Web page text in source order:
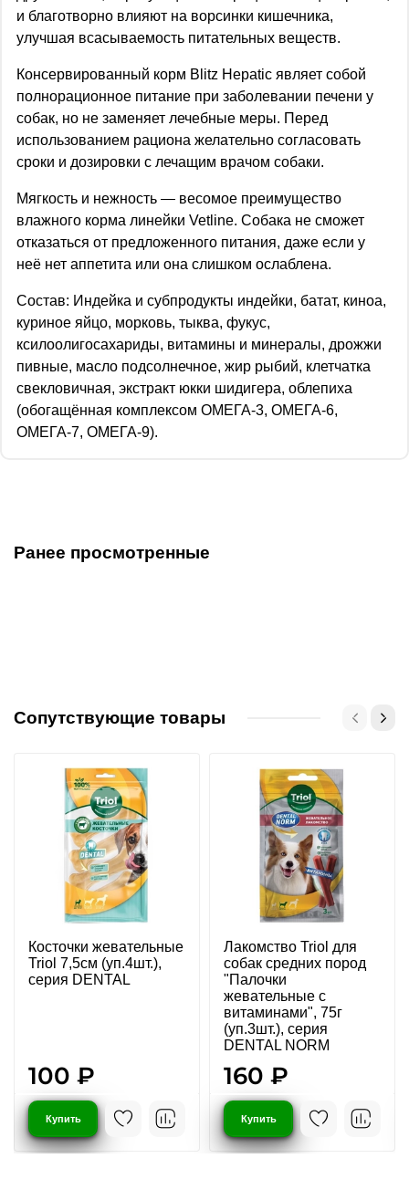
и благотворно влияют на ворсинки кишечника,
улучшая всасываемость питательных веществ.
Консервированный корм Blitz Hepatic являет собой
полнорационное питание при заболевании печени у
собак, но не заменяет лечебные меры. Перед
использованием рациона желательно согласовать
сроки и дозировки с лечащим врачом собаки.
Мягкость и нежность — весомое преимущество
влажного корма линейки Vetline. Собака не сможет
отказаться от предложенного питания, даже если у
неё нет аппетита или она слишком ослаблена.
Состав: Индейка и субпродукты индейки, батат, киноа,
куриное яйцо, морковь, тыква, фукус,
ксилоолигосахариды, витамины и минералы, дрожжи
пивные, масло подсолнечное, жир рыбий, клетчатка
свекловичная, экстракт юкки шидигера, облепиха
(обогащённая комплексом ОМЕГА-3, ОМЕГА-6,
ОМЕГА-7, ОМЕГА-9).
Ранее просмотренные
Сопутствующие товары
Косточки жевательные
Triol 7,5см (уп.4шт.),
серия DENTAL
100 ₽
Купить
Лакомство Triol для
собак средних пород
"Палочки
жевательные с
витаминами", 75г
(уп.3шт.), серия
DENTAL NORM
160 ₽
Купить